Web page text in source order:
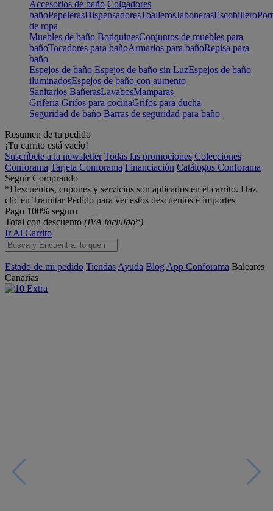
Accesorios de baño Colgadores
bañoPapelerasDispensadoresToallerosJabonerasEscobillero
de ropa
Muebles de baño BotiquinesConjuntos de muebles para
bañoTocadores para bañoArmarios para bañoRepisa para
baño
Espejos de baño Espejos de baño sin LuzEspejos de baño
iluminadosEspejos de baño con aumento
Sanitarios BañerasLavabosMamparas
Grifería Grifos para cocinaGrifos para ducha
Seguridad de baño Barras de seguridad para baño
Resumen de tu pedido
¡Tu carrito está vacío!
Suscríbete a la newsletter Todas las promociones Colecciones
Conforama Tarjeta Conforama Financiación Catálogos Conforama
Seguir Comprando
*Descuentos, cupones y servicios son aplicados en el carrito. Haz
clic en Tramitar Pedido para ver estos descuentos e importes
Pago 100% seguro
Total con descuento (IVA incluido*)
Ir Al Carrito
Estado de mi pedido Tiendas Ayuda Blog App Conforama Baleares
Canarias